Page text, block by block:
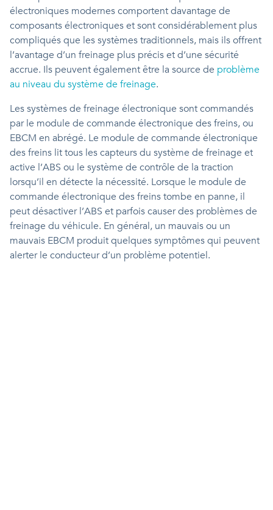
électroniques modernes comportent davantage de
composants électroniques et sont considérablement plus
compliqués que les systèmes traditionnels, mais ils offrent
l’avantage d’un freinage plus précis et d’une sécurité
accrue. Ils peuvent également être la source de problème
au niveau du système de freinage.
Les systèmes de freinage électronique sont commandés
par le module de commande électronique des freins, ou
EBCM en abrégé. Le module de commande électronique
des freins lit tous les capteurs du système de freinage et
active l’ABS ou le système de contrôle de la traction
lorsqu’il en détecte la nécessité. Lorsque le module de
commande électronique des freins tombe en panne, il
peut désactiver l’ABS et parfois causer des problèmes de
freinage du véhicule. En général, un mauvais ou un
mauvais EBCM produit quelques symptômes qui peuvent
alerter le conducteur d’un problème potentiel.